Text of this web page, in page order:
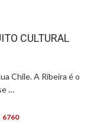
CULTURAL
Chile. A Ribeira é o
…
6760